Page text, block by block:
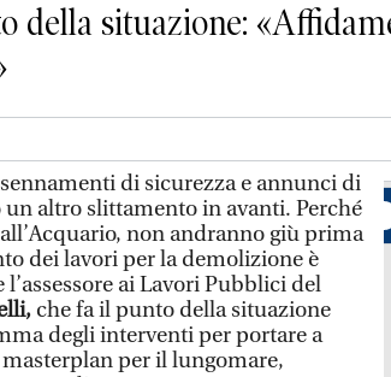
della situazione:
di sicurezza e annunci di
altro slittamento in avanti. Perché
non andranno giù prima
dei lavori per la demolizione è
ai Lavori Pubblici del
che fa il punto della situazione
degli interventi per portare a
per il lungomare,